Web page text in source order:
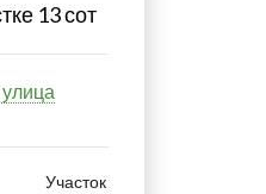
13 сот
Участок